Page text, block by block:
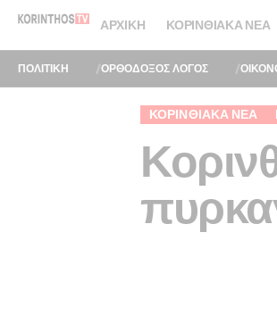
ΑΡΧΙΚΉ ΚΟΡΙΝΘΙΑΚΆ ΝΈΑ
ΠΟΛΙΤΙΚΗ ΟΡΘΟΔΟΞΟΣ ΛΟΓΟΣ
ΚΟΡΙΝΘΙΑΚΆ ΝΈΑ